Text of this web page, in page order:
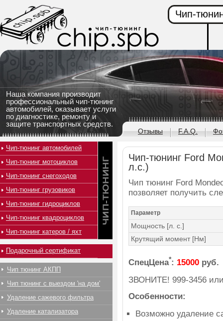
Наша компания производит
профессиональный чип-тюнинг
автомобилей, оказывает услуги
по диагностике, ремонту и
защите транспортных средств.
Чип-
Отзывы F.A.Q.
Чип-тюнинг Ford
л.с.)
Чип тюнинг Ford
позволяет получить
Параметр
Мощность [л. с.]
Крутящий момент [Нм]
СпецЦена*: 15000 руб.
ЗВОНИТЕ! 999-3456
Особенности:
Возможно удаление
Чип-тюнинг автомобилей
Чип-тюнинг мотоциклов
Чип-тюнинг снегоходов
Чип-тюнинг грузовиков
Чип-тюнинг гидроциклов
Чип-тюнинг квадроциклов
Чип-тюнинг катеров / яхт
Подарочный сертификат
Чип тюнинг АКПП
Чип тюнинг с выездом 'на дом'
Удаление сажевого фильтра
Удаление катализатора